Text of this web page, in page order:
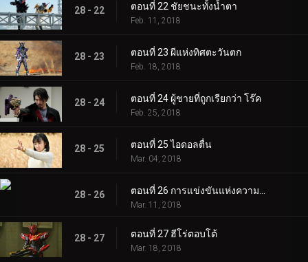
28 - 22 ตอนที่ 22 ชัยชนะทั้งน้ำตา
Feb. 11, 2018
28 - 23 ตอนที่ 23 ผีแห่งทิศตะวันตก
Feb. 18, 2018
28 - 24 ตอนที่ 24 ผู้ชายที่ถูกเรียกว่า โร๊ค
Feb. 25, 2018
28 - 25 ตอนที่ 25 ไอดอลตื่น
Mar. 04, 2018
28 - 26
Mar. 11, 2018
28 - 27 ตอนที่ 27 ฮีโร่ตอบโต้
Mar. 18, 2018